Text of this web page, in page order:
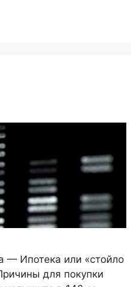
— Ипотека или «стойло
для покупки